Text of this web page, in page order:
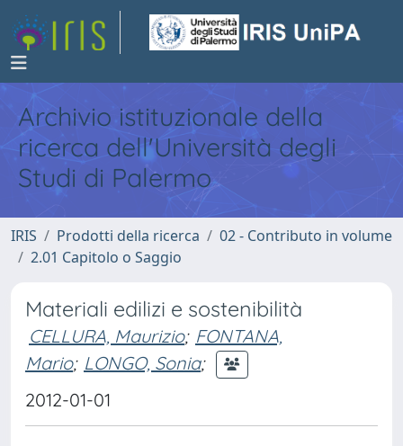
Archivio istituzionale della
ricerca dell'Università degli
Studi di Palermo
IRIS Prodotti della ricerca
02 - Contributo in volume
2.01 Capitolo o Saggio
Materiali edilizi e sostenibilità
CELLURA, Maurizio; FONTANA,
Mario; LONGO, Sonia;
2012-01-01